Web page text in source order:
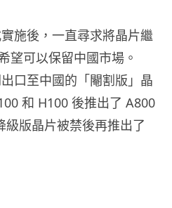
施後，一直尋求將晶片繼
望可以保留中國市場。
口至中國的「閹割版」晶
和 H100 後推出了 A800
版晶片被禁後再推出了